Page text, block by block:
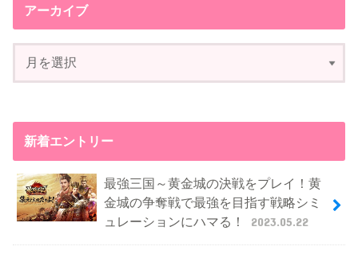
アーカイブ
新着エントリー
最強三国～黄金城の決戦をプレイ！黄
金城の争奪戦で最強を目指す戦略シミ
ュレーションにハマる！
2023.05.22